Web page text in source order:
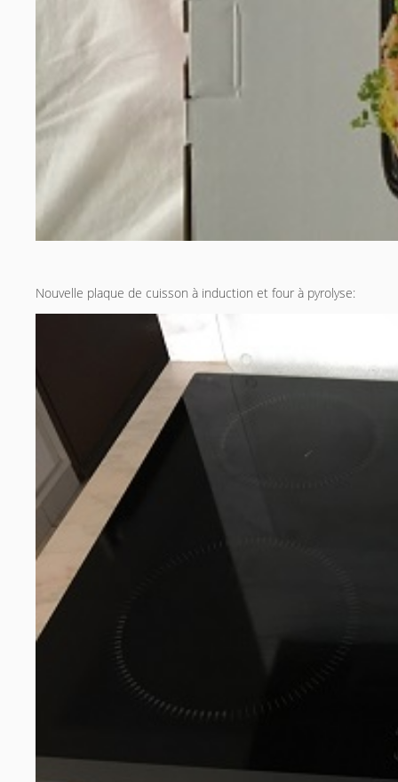
Nouvelle plaque de cuisson à induction et four à pyrolyse: